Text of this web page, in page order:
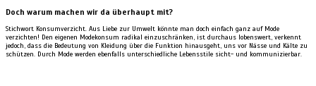
Doch warum machen wir da überhaupt mit?
Stichwort Konsumverzicht. Aus Liebe zur Umwelt könnte man doch einfach ganz auf Mode
verzichten! Den eigenen Modekonsum radikal einzuschränken, ist durchaus lobenswert, verkennt
jedoch, dass die Bedeutung von Kleidung über die Funktion hinausgeht, uns vor Nässe und Kälte zu
schützen. Durch Mode werden ebenfalls unterschiedliche Lebensstile sicht- und kommunizierbar.